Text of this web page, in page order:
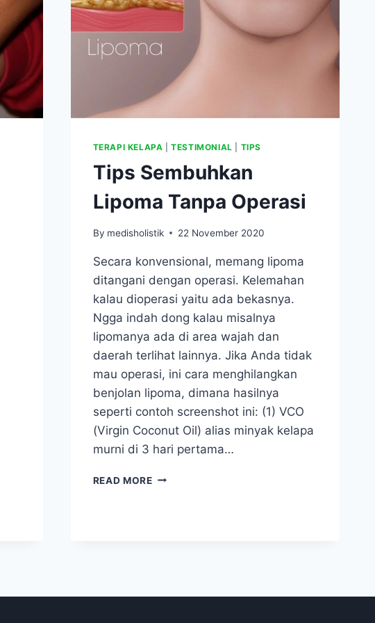
TERAPI KELAPA |TESTIMONIAL TIPS
Tips Sembuhkan
Lipoma Tanpa Operasi
By medisholistik 22 November 2020
Secara konvensional, memang lipoma
ditangani dengan operasi. Kelemahan
kalau dioperasi yaitu ada bekasnya.
Ngga indah dong kalau misalnya
lipomanya ada di area wajah dan
daerah terlihat lainnya. Jika Anda tidak
mau operasi, ini cara menghilangkan
benjolan lipoma, dimana hasilnya
seperti contoh screenshot ini: (1) VCO
(Virgin Coconut Oil) alias minyak kelapa
murni di 3 hari pertama…
READ MORETIPS